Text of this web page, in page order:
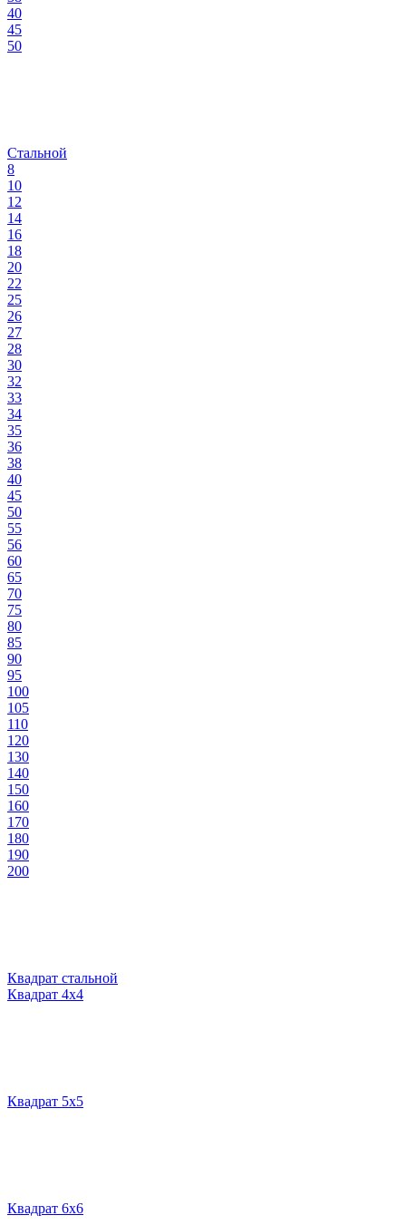
40
45
50
Стальной
8
10
12
14
16
18
20
22
25
26
27
28
30
32
33
34
35
36
38
40
45
50
55
56
60
65
70
75
80
85
90
95
100
105
110
120
130
140
150
160
170
180
190
200
Квадрат стальной
Квадрат 4х4
Квадрат 5х5
Квадрат 6х6